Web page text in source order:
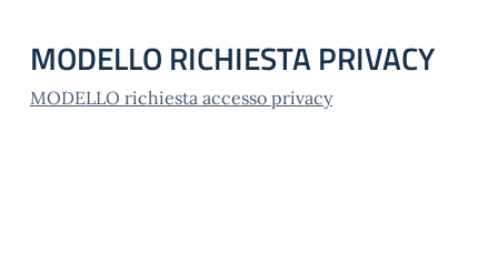
MODELLO RICHIESTA PRIVACY
MODELLO richiesta accesso privacy